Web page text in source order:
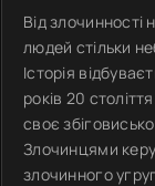
Від злочинності
людей стільки
Історія
років 20
своє
Злочинцями
злочинного